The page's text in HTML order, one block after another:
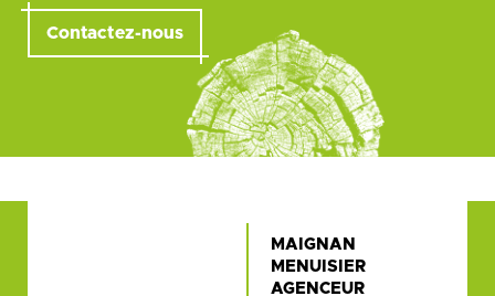
Contactez-nous
MAIGNAN
MENUISIER
AGENCEUR